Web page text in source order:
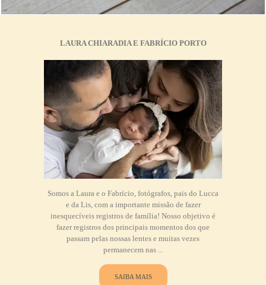
LAURA CHIARADIA E FABRÍCIO PORTO
Somos a Laura e o Fabrício, fotógrafos, pais do Lucca
e da Lis, com a importante missão de fazer
inesquecíveis registros de família! Nosso objetivo é
fazer registros dos principais momentos dos que
passam pelas nossas lentes e muitas vezes
permanecem nas ...
SAIBA MAIS